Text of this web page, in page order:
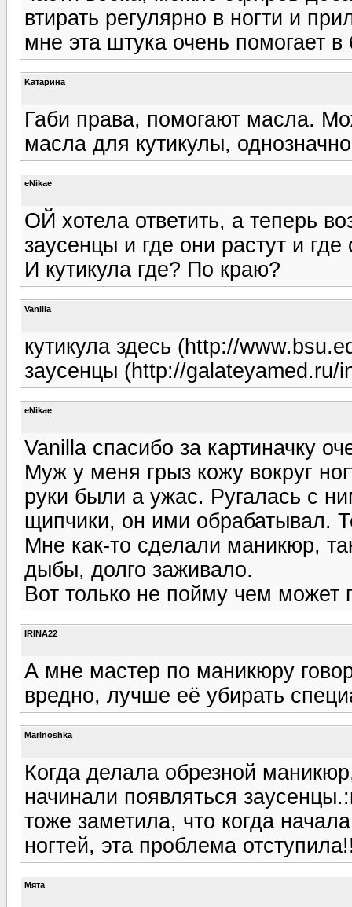
втирать регулярно в ногти и
мне эта штука очень помогает
Kатарина
Габи права, помогают масла.
масла для кутикулы,
eNikae
ОЙ хотела ответить, а теперь
заусенцы и где они растут и где
И кутикула где? По краю?
Vanilla
кутикула здесь (http://
заусенцы (http://galateyamed.ru/
eNikae
Vanilla спасибо за картиначку
Муж у меня грыз кожу вокруг
руки были а ужас. Ругалась с
щипчики, он ими обрабатывал.
Мне как-то сделали маникюр,
дыбы, долго заживало.
Вот только не пойму чем может
IRINA22
А мне мастер по маникюру
вредно, лучше её убирать
Marinoshka
Когда делала обрезной
начинали появляться
тоже заметила, что когда
ногтей, эта проблема
Мята